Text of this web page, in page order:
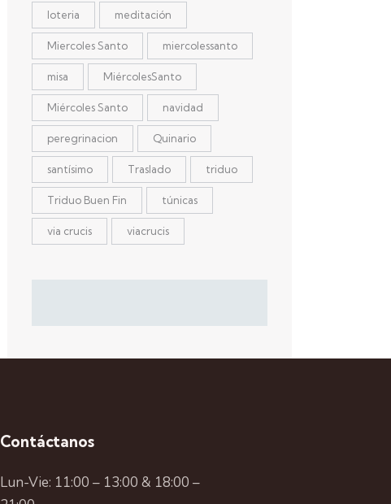
loteria meditación
Miercoles Santo miercolessanto
misa MiércolesSanto
Miércoles Santo navidad
peregrinacion Quinario
santísimo Traslado triduo
Triduo Buen Fin túnicas
via crucis viacrucis
Contáctanos
Lun-Vie: 11:00 – 13:00 & 18:00 –